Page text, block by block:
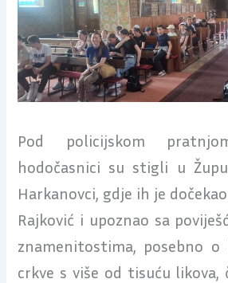
Pod policijskom
hodočasnici su stigli u Župu
Harkanovci, gdje ih je
Rajković i upoznao sa
znamenitostima, posebno
crkve s više od tisuću likova,